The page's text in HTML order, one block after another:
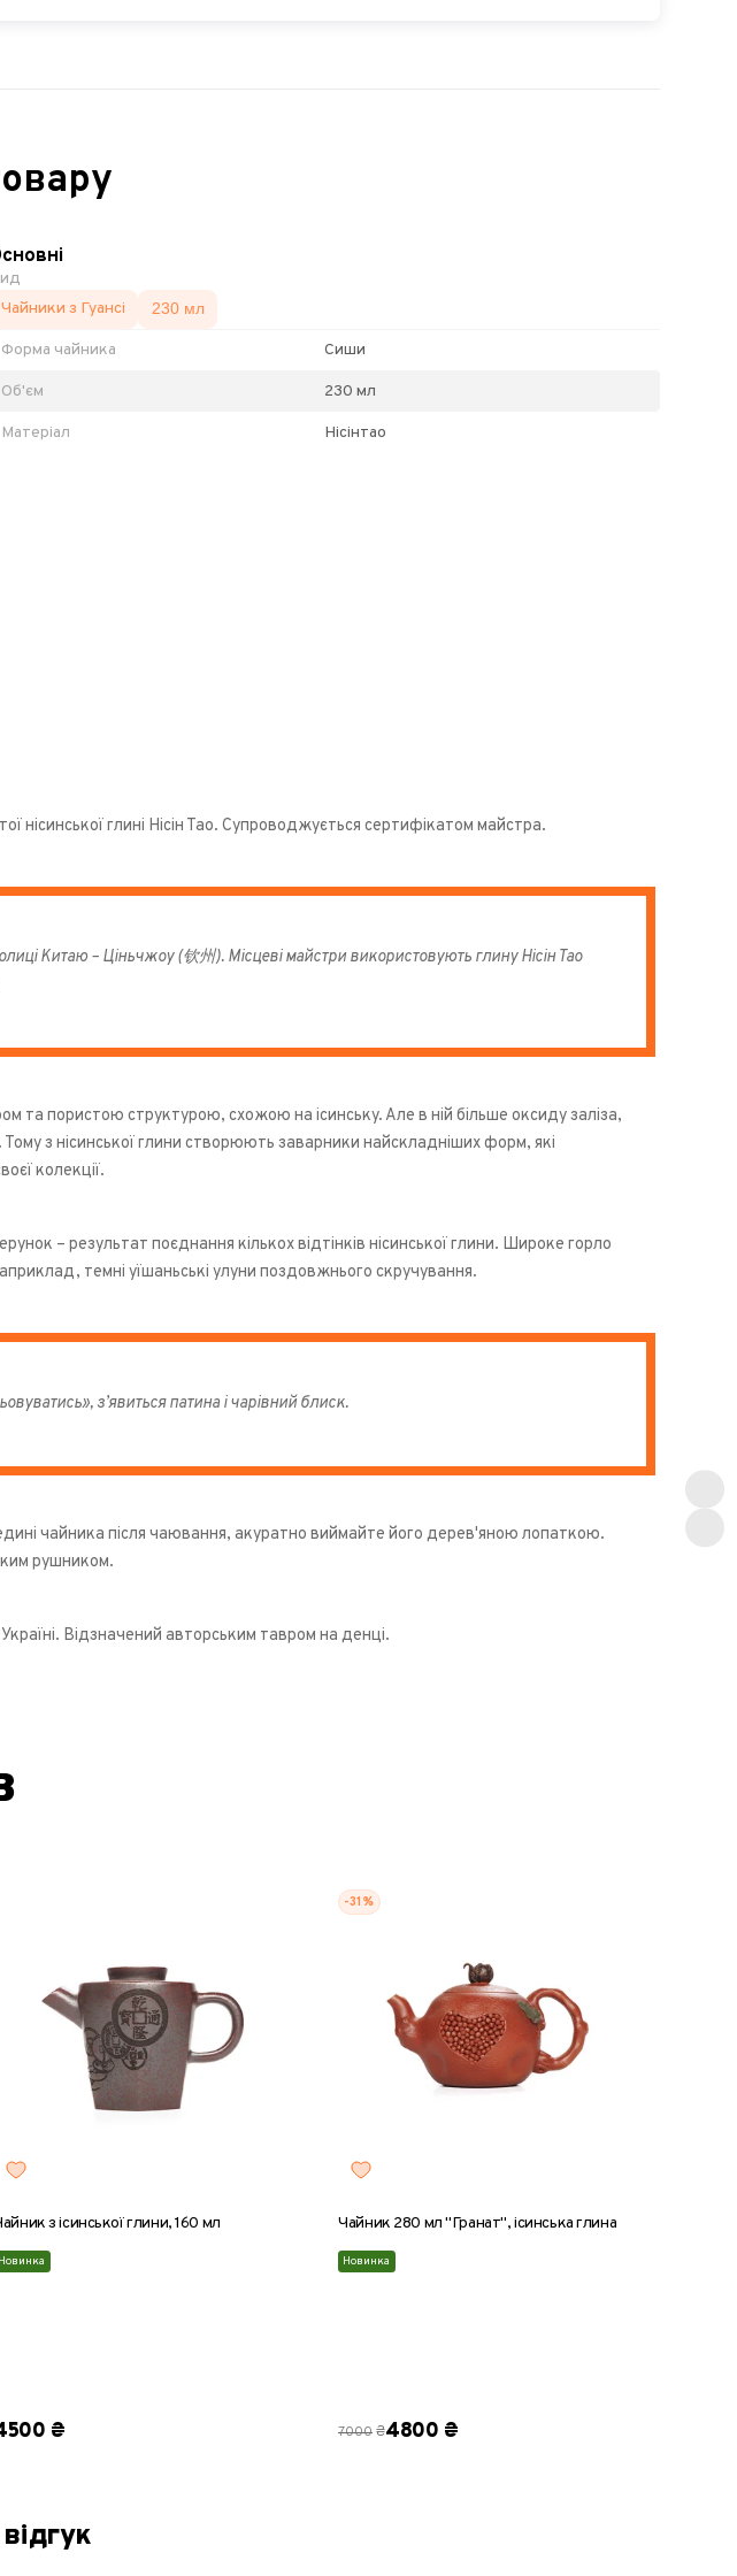
Чайники з Гуансі
230 мл
Форма чайника Сиши
Об'єм 230 мл
Матеріал Нісінтао
нісинської глині ​​Нісін Тао. Супроводжується сертифікатом майстра.
Китаю – Ціньчжоу (钦州). Місцеві майстри використовують глину Нісін Тао
та пористою структурою, схожою на ісинську. Але в ній більше оксиду заліза,
з нісинської глини створюють заварники найскладніших форм, які
колекції.
– результат поєднання кількох відтінків нісинської глини. Широке горло
темні уїшаньські улуни поздовжнього скручування.
з’явиться патина і чарівний блиск.
чайника після чаювання, акуратно виймайте його дерев'яною лопаткою.
рушником.
Відзначений авторським тавром на денці.
з ісинської глини, 160 мл
Новинка
₴
-31%
Чайник 280 мл "Гранат", ісинська глина
Новинка
7000 ₴4800 ₴